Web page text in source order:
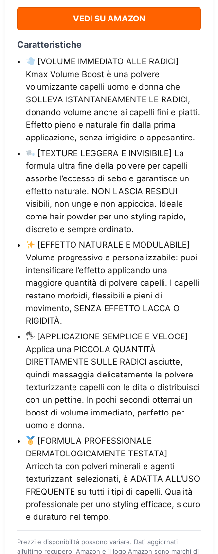
VEDI SU AMAZON
Caratteristiche
[VOLUME IMMEDIATO ALLE RADICI]
Kmax Volume Boost è una polvere
volumizzante capelli uomo e donna che
SOLLEVA ISTANTANEAMENTE LE RADICI,
donando volume anche ai capelli fini e piatti.
Effetto pieno e naturale fin dalla prima
applicazione, senza irrigidire o appesantire.
[TEXTURE LEGGERA E INVISIBILE] La
formula ultra fine della polvere per capelli
assorbe l’eccesso di sebo e garantisce un
effetto naturale. NON LASCIA RESIDUI
visibili, non unge e non appiccica. Ideale
come hair powder per uno styling rapido,
discreto e sempre ordinato.
[EFFETTO NATURALE E MODULABILE]
Volume progressivo e personalizzabile: puoi
intensificare l’effetto applicando una
maggiore quantità di polvere capelli. I capelli
restano morbidi, flessibili e pieni di
movimento, SENZA EFFETTO LACCA O
RIGIDITÀ.
🖐️ [APPLICAZIONE SEMPLICE E VELOCE]
Applica una PICCOLA QUANTITÀ
DIRETTAMENTE SULLE RADICI asciutte,
quindi massaggia delicatamente la polvere
texturizzante capelli con le dita o distribuisci
con un pettine. In pochi secondi otterrai un
boost di volume immediato, perfetto per
uomo e donna.
[FORMULA PROFESSIONALE
DERMATOLOGICAMENTE TESTATA]
Arricchita con polveri minerali e agenti
texturizzanti selezionati, è ADATTA ALL’USO
FREQUENTE su tutti i tipi di capelli. Qualità
professionale per uno styling efficace, sicuro
e duraturo nel tempo.
Prezzi e disponibilità possono variare. Dati aggiornati
all’ultimo recupero. Amazon e il logo Amazon sono marchi di